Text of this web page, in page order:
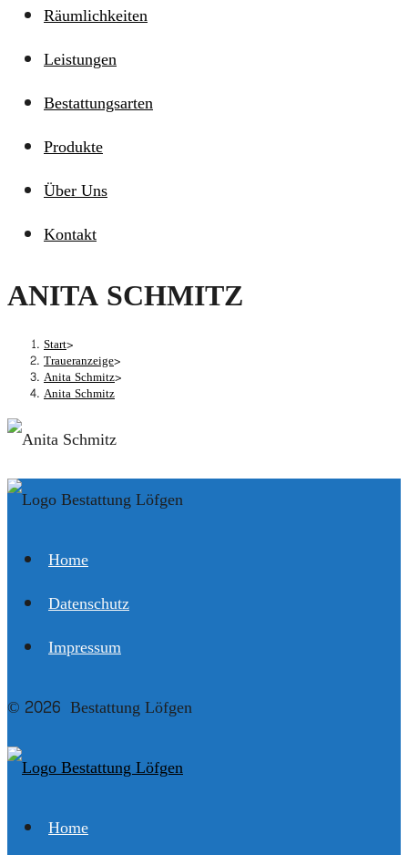
Räumlichkeiten
Leistungen
Bestattungsarten
Produkte
Über Uns
Kontakt
ANITA SCHMITZ
Start>
Traueranzeige>
Anita Schmitz>
Anita Schmitz
Home
Datenschutz
Impressum
© 2026 Bestattung Löfgen
Home